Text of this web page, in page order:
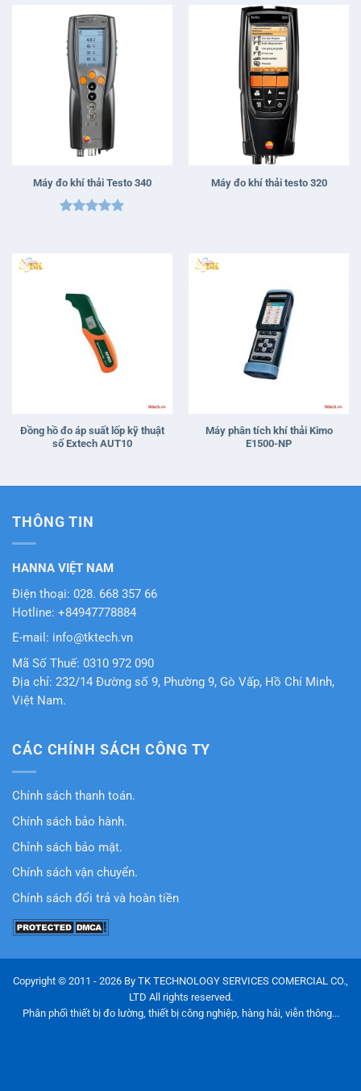
Máy đo khí thải Testo 340 Máy đo khí thải testo 320
Đồng hồ đo áp suất lốp kỹ thuật
số Extech AUT10
Máy phân tích khí thải Kimo
E1500-NP
THÔNG TIN
HANNA VIỆT NAM
Điện thoại: 028. 668 357 66
Hotline: +84947778884
E-mail: info@tktech.vn
Mã Số Thuế: 0310 972 090
Địa chỉ: 232/14 Đường số 9, Phường 9, Gò Vấp, Hồ Chí Minh,
Việt Nam.
CÁC CHÍNH SÁCH CÔNG TY
Chính sách thanh toán.
Chính sách bảo hành.
Chỉnh sách bảo mật.
Chính sách vận chuyển.
Chính sách đổi trả và hoàn tiền
Copyright © 2011 - 2026 By TK TECHNOLOGY SERVICES COMERCIAL CO.,
LTD All rights reserved.
Phân phối thiết bị đo lường, thiết bị công nghiệp, hàng hải, viễn thông...